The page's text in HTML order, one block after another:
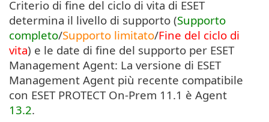
Criterio di fine del ciclo di vita di ESET
determina il livello di supporto (Supporto
completo/Supporto limitato/Fine del ciclo di
vita) e le date di fine del supporto per ESET
Management Agent: La versione di ESET
Management Agent più recente compatibile
con ESET PROTECT On-Prem 11.1 è Agent
13.2.